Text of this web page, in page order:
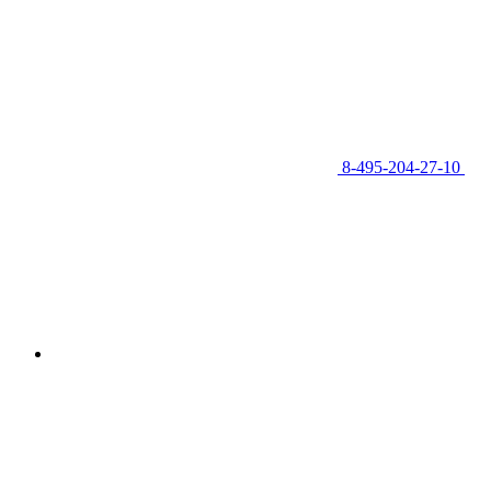
8-495-204-27-10